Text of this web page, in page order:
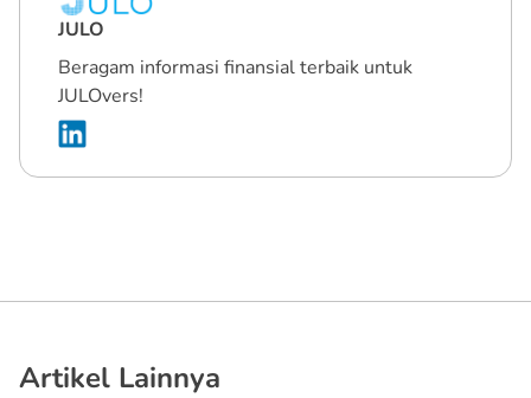
JULO
Beragam informasi finansial terbaik untuk
JULOvers!
Artikel Lainnya